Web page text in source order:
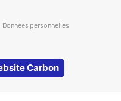
Données personnelles
Carbon